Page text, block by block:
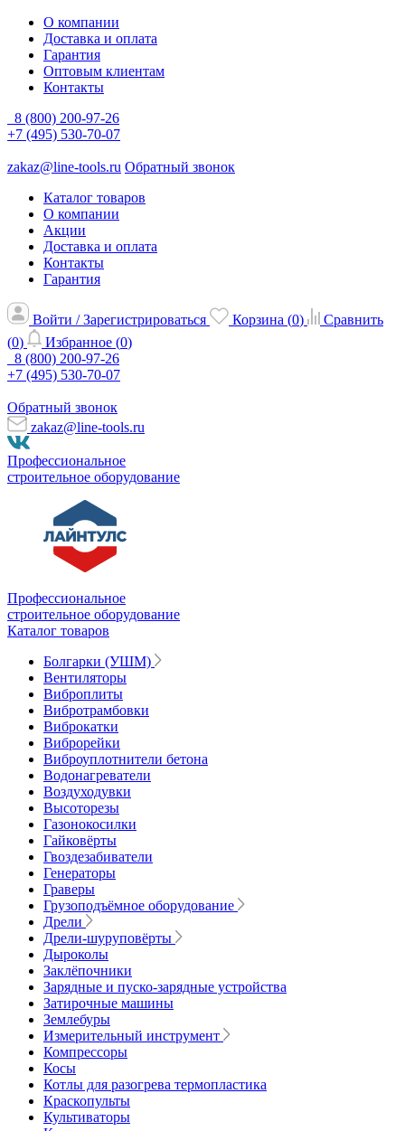
О компании
Доставка и оплата
Гарантия
Оптовым клиентам
Контакты
8 (800) 200-97-26
+7 (495) 530-70-07
zakaz@line-tools.ru Обратный звонок
Каталог товаров
О компании
Акции
Доставка и оплата
Контакты
Гарантия
Войти / Зарегистрироваться Корзина (0)
Сравнить
(0) Избранное (0)
8 (800) 200-97-26
+7 (495) 530-70-07
Обратный звонок
zakaz@line-tools.ru
Профессиональное
строительное оборудование
Профессиональное
строительное оборудование
Каталог товаров
Болгарки (УШМ)
Вентиляторы
Виброплиты
Вибротрамбовки
Виброкатки
Виброрейки
Виброуплотнители бетона
Водонагреватели
Воздуходувки
Высоторезы
Газонокосилки
Гайковёрты
Гвоздезабиватели
Генераторы
Граверы
Грузоподъёмное оборудование
Дрели
Дрели-шуруповёрты
Дыроколы
Заклёпочники
Зарядные и пуско-зарядные устройства
Затирочные машины
Землебуры
Измерительный инструмент
Компрессоры
Косы
Котлы для разогрева термопластика
Краскопульты
Культиваторы